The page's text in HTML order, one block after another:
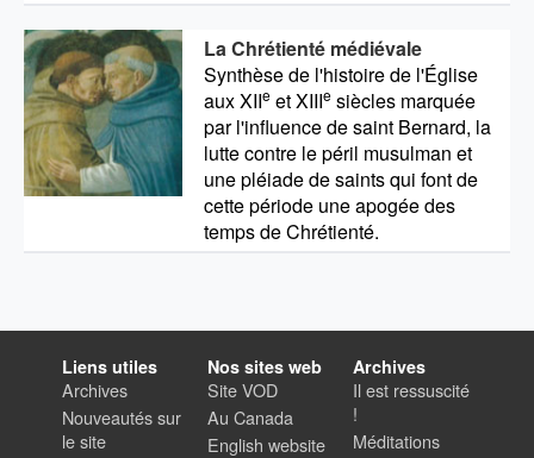
La Chrétienté médiévale
Synthèse de l'histoire de l'Église
aux XIIe et XIIIe siècles marquée
par l'influence de saint Bernard, la
lutte contre le péril musulman et
une pléiade de saints qui font de
cette période une apogée des
temps de Chrétienté.
Liens utiles
Archives
Nouveautés sur
le site
Nos sites web
Site VOD
Au Canada
English website
Archives
Il est ressuscité
!
Méditations